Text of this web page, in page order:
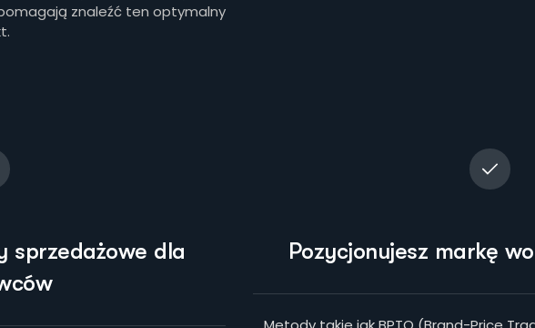
pomagają znaleźć ten optymalny
sprzedażowe dla
Pozycjonujesz markę